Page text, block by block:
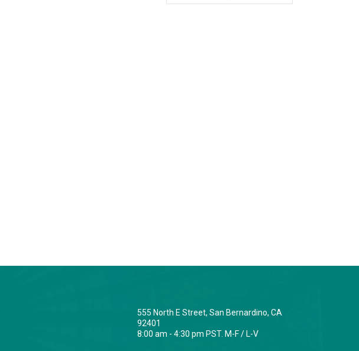
555 North E Street, San Bernardino, CA
92401
8:00 am - 4:30 pm PST. M-F / L-V